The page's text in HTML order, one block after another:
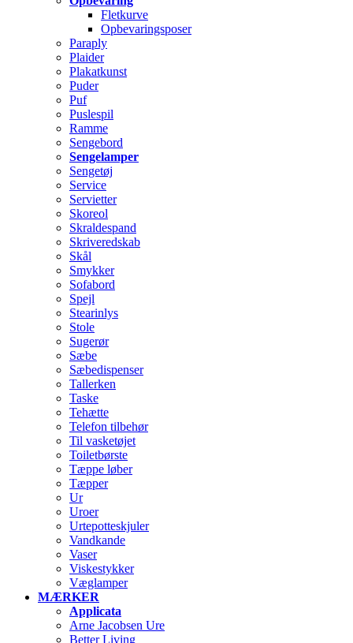
Fletkurve
Opbevaringsposer
Paraply
Plaider
Plakatkunst
Puder
Puf
Puslespil
Ramme
Sengebord
Sengelamper
Sengetøj
Service
Servietter
Skoreol
Skraldespand
Skriveredskab
Skål
Smykker
Sofabord
Spejl
Stearinlys
Stole
Sugerør
Sæbe
Sæbedispenser
Tallerken
Taske
Tehætte
Telefon tilbehør
Til vasketøjet
Toiletbørste
Tæppe løber
Tæpper
Ur
Uroer
Urtepotteskjuler
Vandkande
Vaser
Viskestykker
Væglamper
MÆRKER
Applicata
Arne Jacobsen Ure
Better Living